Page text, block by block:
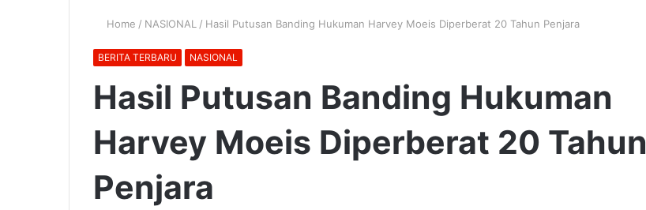
Home / NASIONAL / Hasil Putusan Banding Hukuman Harvey Moeis Diperberat 20 Tahun Penjara
BERITA TERBARU NASIONAL
Hasil Putusan Banding Hukuman
Harvey Moeis Diperberat 20 Tahun
Penjara